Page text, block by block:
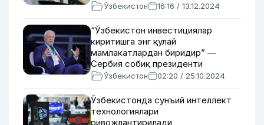
Ўзбекистон 16:16 / 13.12.2024
“Ўзбекистон инвестициялар
киритишга энг қулай
мамлакатлардан биридир” —
Сербия собиқ президенти
Ўзбекистон 02:20 / 25.10.2024
Ўзбекистонда сунъий интеллект
технологиялари
ривожлантирилади